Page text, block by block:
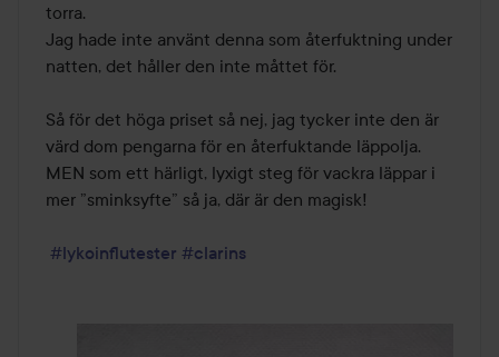
torra.
Jag hade inte använt denna som återfuktning under
natten, det håller den inte måttet för.
Så för det höga priset så nej, jag tycker inte den är
värd dom pengarna för en återfuktande läppolja.
MEN som ett härligt, lyxigt steg för vackra läppar i
mer ”sminksyfte” så ja, där är den magisk!
#lykoinflutester #clarins